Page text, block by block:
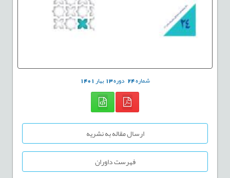
شماره24 دوره13بهار1401
ارسال مقاله به نشریه
فهرست داوران